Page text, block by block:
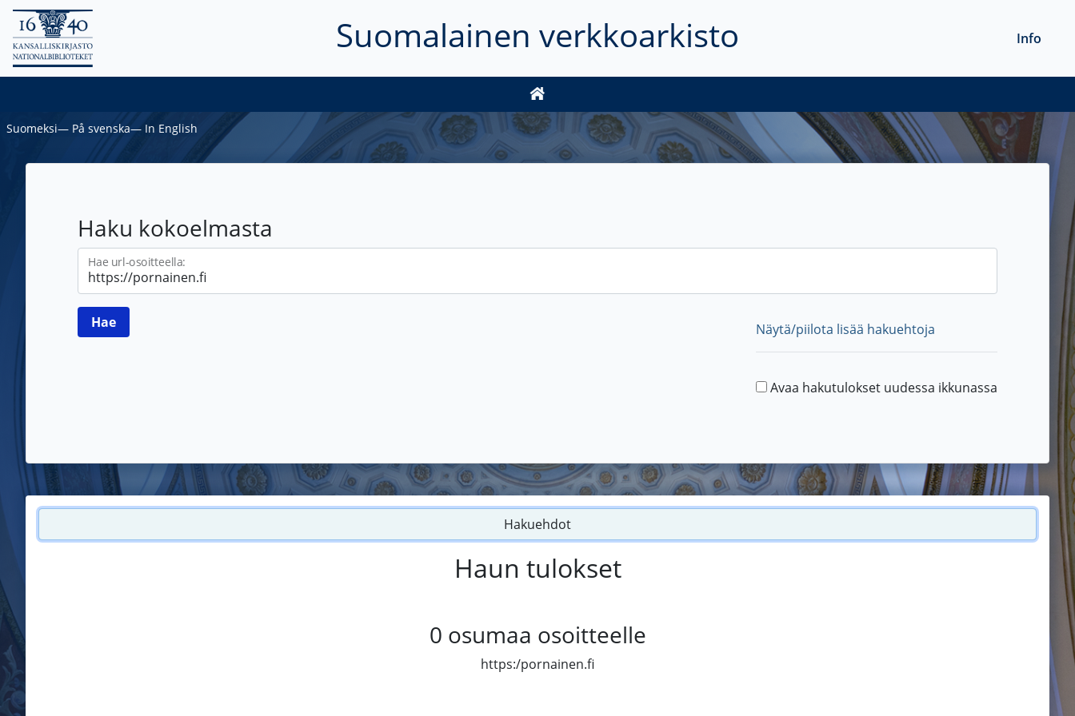
Suomalainen verkkoarkisto Info
Suomeksi― På svenska― In English
Haku kokoelmasta
Hae url-osoitteella:
Näytä/piilota lisää hakuehtoja
Avaa hakutulokset uudessa ikkunassa
Hakuehdot
Haun tulokset
0 osumaa osoitteelle
https:/pornainen.fi